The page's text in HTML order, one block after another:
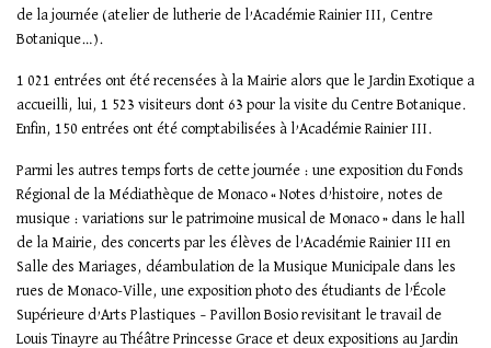
de la journée (atelier de lutherie de l’Académie Rainier III, Centre
Botanique…).
1 021 entrées ont été recensées à la Mairie alors que le Jardin Exotique a
accueilli, lui, 1 523 visiteurs dont 63 pour la visite du Centre Botanique.
Enfin, 150 entrées ont été comptabilisées à l’Académie Rainier III.
Parmi les autres temps forts de cette journée : une exposition du Fonds
Régional de la Médiathèque de Monaco « Notes d’histoire, notes de
musique : variations sur le patrimoine musical de Monaco » dans le hall
de la Mairie, des concerts par les élèves de l’Académie Rainier III en
Salle des Mariages, déambulation de la Musique Municipale dans les
rues de Monaco-Ville, une exposition photo des étudiants de l’École
Supérieure d’Arts Plastiques – Pavillon Bosio revisitant le travail de
Louis Tinayre au Théâtre Princesse Grace et deux expositions au Jardin